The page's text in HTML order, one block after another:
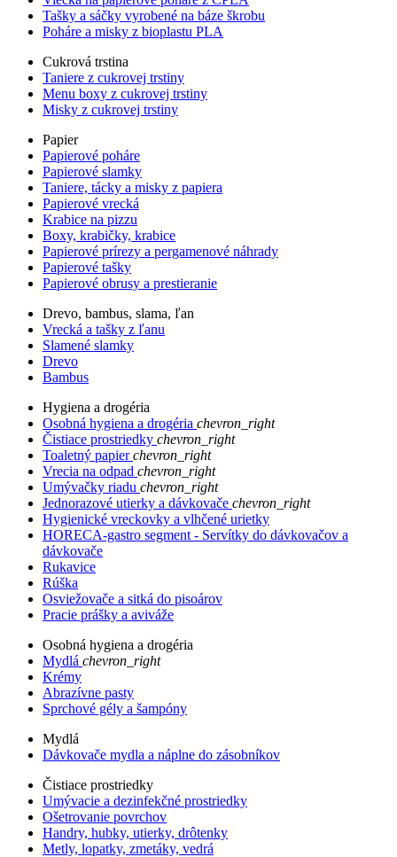
Tašky a sáčky vyrobené na báze škrobu
Poháre a misky z bioplastu PLA
Cukrová trstina
Taniere z cukrovej trstiny
Menu boxy z cukrovej trstiny
Misky z cukrovej trstiny
Papier
Papierové poháre
Papierové slamky
Taniere, tácky a misky z papiera
Papierové vrecká
Krabice na pizzu
Boxy, krabičky, krabice
Papierové prírezy a pergamenové náhrady
Papierové tašky
Papierové obrusy a prestieranie
Drevo, bambus, slama, ľan
Vrecká a tašky z ľanu
Slamené slamky
Drevo
Bambus
Hygiena a drogéria
Osobná hygiena a drogéria chevron_right
Čistiace prostriedky chevron_right
Toaletný papierchevron_right
Vrecia na odpad chevron_right
Umývačky riadu chevron_right
Jednorazové utierky a dávkovače chevron_right
Hygienické vreckovky a vlhčené urietky
HORECA-gastro segment - Servítky do dávkovačov a
dávkovače
Rukavice
Rúška
Osviežovače a sitká do pisoárov
Pracie prášky a aviváže
Osobná hygiena a drogéria
Mydlá chevron_right
Krémy
Abrazívne pasty
Sprchové gély a šampóny
Mydlá
Dávkovače mydla a náplne do zásobníkov
Čistiace prostriedky
Umývacie a dezinfekčné prostriedky
Ošetrovanie povrchov
Handry, hubky, utierky, drôtenky
Metly, lopatky, zmetáky, vedrá